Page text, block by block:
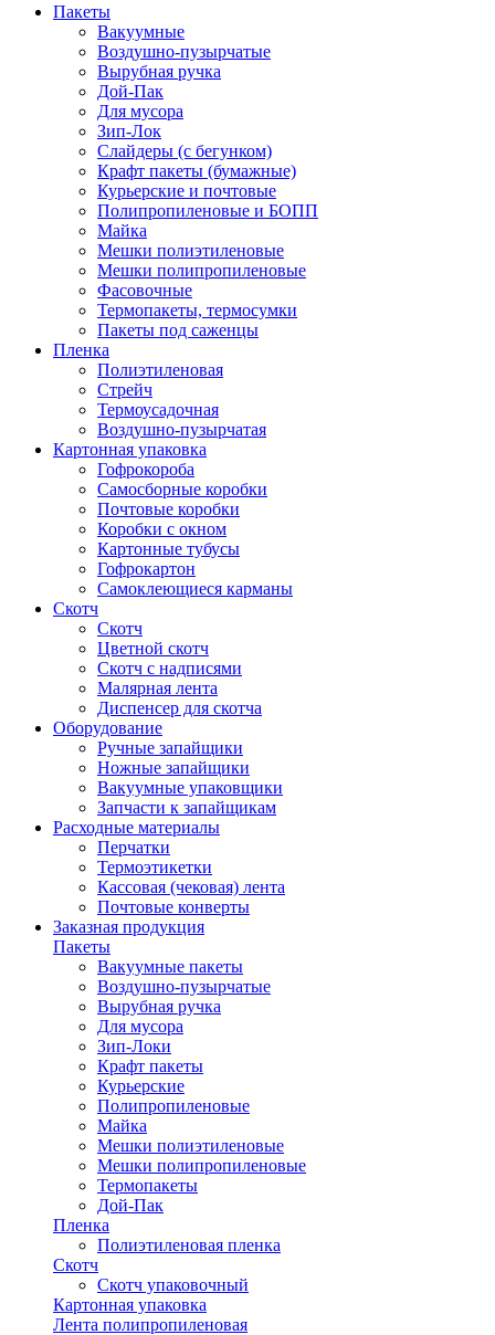
Пакеты
Вакуумные
Воздушно-пузырчатые
Вырубная ручка
Дой-Пак
Для мусора
Зип-Лок
Слайдеры (с бегунком)
Крафт пакеты (бумажные)
Курьерские и почтовые
Полипропиленовые и БОПП
Майка
Мешки полиэтиленовые
Мешки полипропиленовые
Фасовочные
Термопакеты, термосумки
Пакеты под саженцы
Пленка
Полиэтиленовая
Стрейч
Термоусадочная
Воздушно-пузырчатая
Картонная упаковка
Гофрокороба
Самосборные коробки
Почтовые коробки
Коробки с окном
Картонные тубусы
Гофрокартон
Самоклеющиеся карманы
Скотч
Скотч
Цветной скотч
Скотч с надписями
Малярная лента
Диспенсер для скотча
Оборудование
Ручные запайщики
Ножные запайщики
Вакуумные упаковщики
Запчасти к запайщикам
Расходные материалы
Перчатки
Термоэтикетки
Кассовая (чековая) лента
Почтовые конверты
Заказная продукция
Пакеты
Вакуумные пакеты
Воздушно-пузырчатые
Вырубная ручка
Для мусора
Зип-Локи
Крафт пакеты
Курьерские
Полипропиленовые
Майка
Мешки полиэтиленовые
Мешки полипропиленовые
Термопакеты
Дой-Пак
Пленка
Полиэтиленовая пленка
Скотч
Скотч упаковочный
Картонная упаковка
Лента полипропиленовая